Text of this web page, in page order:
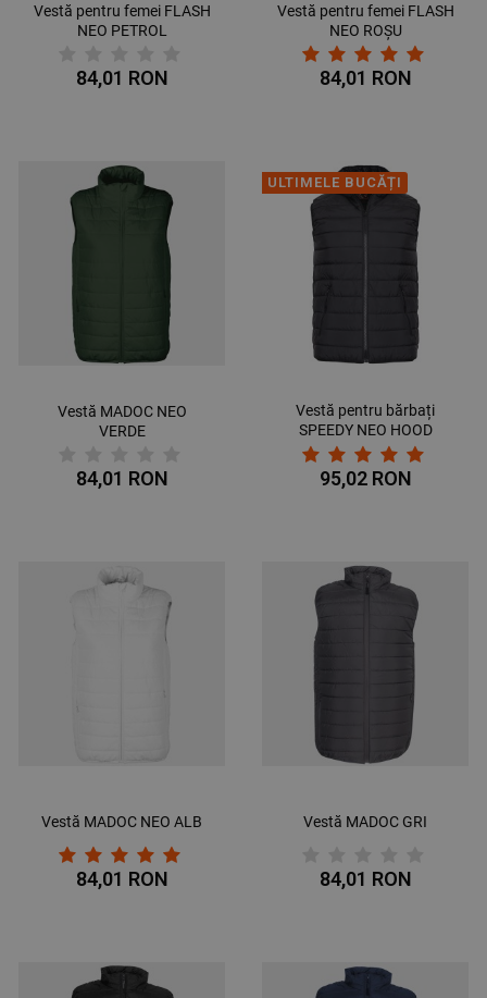
Vestă pentru femei FLASH
NEO PETROL
84,01 RON
Vestă pentru femei FLASH
NEO ROȘU
84,01 RON
Vestă MADOC NEO
VERDE
84,01 RON
ULTIMELE BUCĂȚI
Vestă pentru bărbați
SPEEDY NEO HOOD
NEGRU
95,02 RON
Vestă MADOC NEO ALB
84,01 RON
Vestă MADOC GRI
84,01 RON